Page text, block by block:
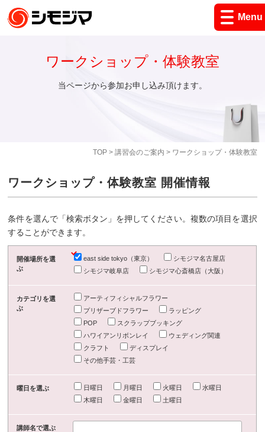
Menu
TOP> 講習会のご案内 > ワークショップ・体験教室
ワークショップ・体験教室
当ページから参加お申し込み頂けます。
ワークショップ・体験教室 開催情報
条件を選んで「検索ボタン」を押してください。複数の項目を選択
することができます。
開催場所を選
ぶ
east side tokyo（東京）
シモジマ名古屋店
シモジマ岐阜店
シモジマ心斎橋店（大阪）
カテゴリを選
ぶ
アーティフィシャルフラワー
プリザーブドフラワー
ラッピング
POP
スクラップブッキング
ハワイアンリボンレイ
ウェディング関連
クラフト
ディスプレイ
その他手芸・工芸
曜日を選ぶ 日曜日 月曜日 火曜日
水曜日
木曜日
金曜日 土曜日
講師名で選ぶ